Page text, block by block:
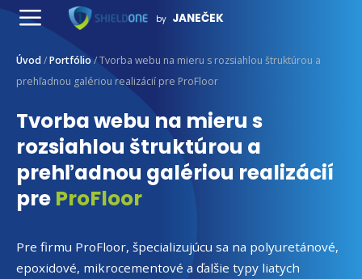
Preskočiť
obsah
Úvod/Portfólio/Tvorba webu na mieru s rozsiahlou štruktúrou a
prehľadnou galériou realizácií pre ProFloor
Tvorba webu na mieru s
rozsiahlou štruktúrou a
prehľadnou galériou realizácií
pre ProFloor
Pre firmu ProFloor, špecializujúcu sa na polyuretánové,
epoxidové, mikrocementové a ďalšie typy liatych
by JANEČEK